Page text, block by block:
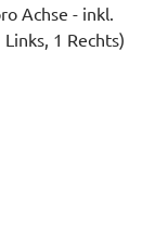
Achse - inkl.
1 Rechts)